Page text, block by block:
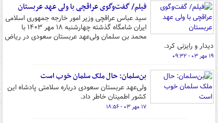
فیلم/ گفت‌وگوی عراقچی با ولی عهد عربستان
سید عباس عراقچی وزیر امور خارجه جمهوری اسلامی
ایران شامگاه گذشته چهارشنبه ۱۸ مهر ۱۴۰۳ با
محمد بن سلمان ولی‌عهد عربستان سعودی در ریاض
دیدار و رایزنی کرد.
۱۹ مهر ۰۳ - ۰۹:۳۲
بن‌سلمان: حال ملک سلمان خوب است
ولی‌عهد عربستان سعودی درباره سلامتی پادشاه این
کشور اطمینان خاطر داد.
۱۷ مهر ۰۳ - ۱۸:۵۶